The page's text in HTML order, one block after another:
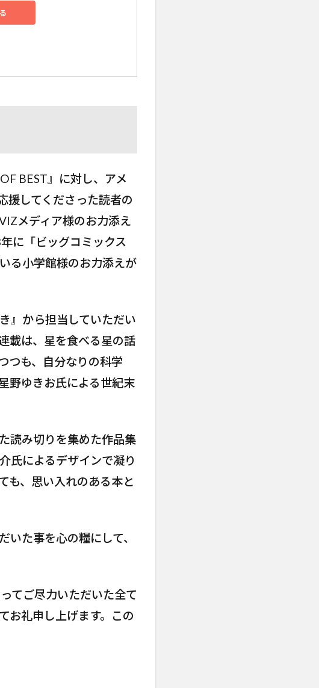
BEST』に対し、アメ
援してくださった読者の
メディア様のお力添え
に「ビッグコミックス
る小学館様のお力添えが
』から担当していただい
載は、星を食べる星の話
つも、自分なりの科学
野ゆきお氏による世紀末
読み切りを集めた作品集
氏によるデザインで凝り
も、思い入れのある本と
た事を心の糧にして、
てご尽力いただいた全て
お礼申し上げます。この